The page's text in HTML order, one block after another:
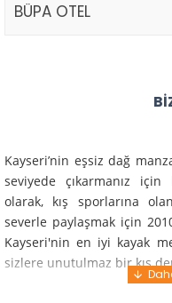
BÜPA OTEL
Kayseri’nin eşsiz dağ
seviyede çıkarmanız
olarak, kış sporlarına
severle paylaşmak için
Kayseri'nin en iyi kayak
sizlere unutulmaz bir kış